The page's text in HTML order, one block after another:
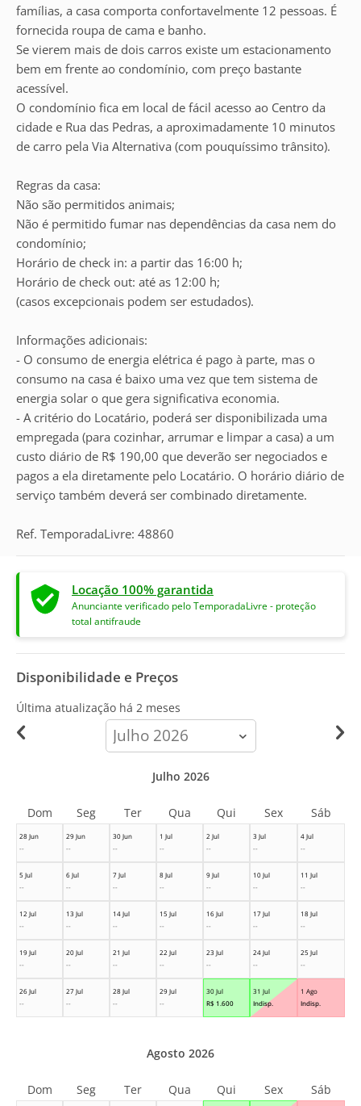
famílias, a casa comporta confortavelmente 12 pessoas. É
fornecida roupa de cama e banho.
Se vierem mais de dois carros existe um estacionamento
bem em frente ao condomínio, com preço bastante
acessível.
O condomínio fica em local de fácil acesso ao Centro da
cidade e Rua das Pedras, a aproximadamente 10 minutos
de carro pela Via Alternativa (com pouquíssimo trânsito).
Regras da casa:
Não são permitidos animais;
Não é permitido fumar nas dependências da casa nem do
condomínio;
Horário de check in: a partir das 16:00 h;
Horário de check out: até as 12:00 h;
(casos excepcionais podem ser estudados).
Informações adicionais:
- O consumo de energia elétrica é pago à parte, mas o
consumo na casa é baixo uma vez que tem sistema de
energia solar o que gera significativa economia.
- A critério do Locatário, poderá ser disponibilizada uma
empregada (para cozinhar, arrumar e limpar a casa) a um
custo diário de R$ 190,00 que deverão ser negociados e
pagos a ela diretamente pelo Locatário. O horário diário de
serviço também deverá ser combinado diretamente.
Ref. TemporadaLivre: 48860
Locação 100% garantida
Anunciante verificado pelo TemporadaLivre - proteção
total antifraude
Disponibilidade e Preços
Última atualização há 2 meses
calendar-
month
28 Jun
--
29 Jun
--
30 Jun
--
1 Jul
--
2 Jul
--
3 Jul
--
4 Jul
--
5 Jul
--
6 Jul
--
7 Jul
--
8 Jul
--
9 Jul
--
10 Jul
--
11 Jul
--
12 Jul
--
13 Jul
--
14 Jul
--
15 Jul
--
16 Jul
--
17 Jul
--
18 Jul
--
19 Jul
--
20 Jul
--
21 Jul
--
22 Jul
--
23 Jul
--
24 Jul
--
25 Jul
--
26 Jul
--
27 Jul
--
28 Jul
--
29 Jul
--
30 Jul
R$ 1.600
31 Jul
Indisp.
1 Ago
Indisp.
Julho 2026
Dom Seg Ter Qua Qui Sex Sáb
Agosto 2026
Dom Seg Ter Qua Qui Sex Sáb